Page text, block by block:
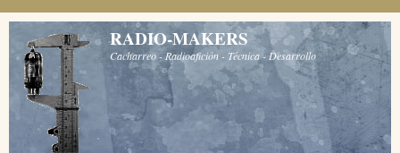
Pasar al contenido principal
RADIO-MAKERS
Cacharreo - Radioafición - Técnica - Desarrollo